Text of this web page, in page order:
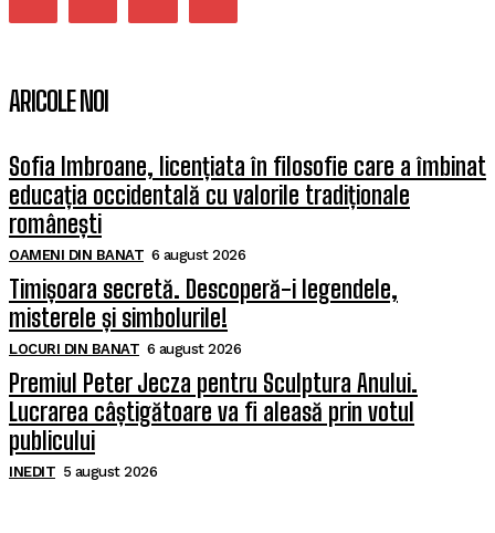
ARICOLE NOI
Sofia Imbroane, licențiata în filosofie care a îmbinat
educația occidentală cu valorile tradiționale
românești
OAMENI DIN BANAT 6 august 2026
Timișoara secretă. Descoperă-i legendele,
misterele și simbolurile!
LOCURI DIN BANAT 6 august 2026
Premiul Peter Jecza pentru Sculptura Anului.
Lucrarea câștigătoare va fi aleasă prin votul
publicului
INEDIT 5 august 2026